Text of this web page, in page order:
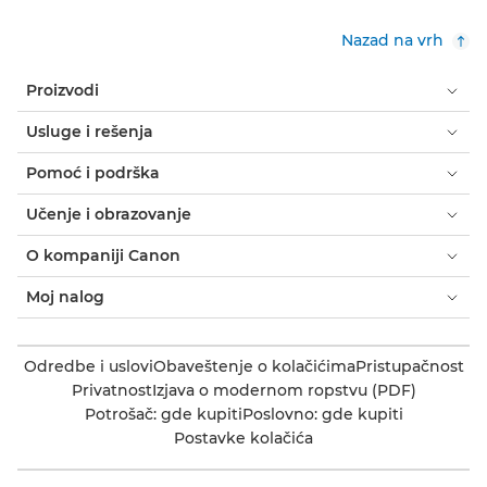
Nazad na vrh
Proizvodi
Usluge i rešenja
Pomoć i podrška
Učenje i obrazovanje
O kompaniji Canon
Moj nalog
Odredbe i usloviObaveštenje o kolačićimaPristupačnost
PrivatnostIzjava o modernom ropstvu (PDF)
Potrošač: gde kupitiPoslovno: gde kupiti
Postavke kolačića